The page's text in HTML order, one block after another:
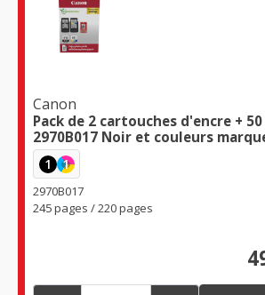
Canon
Pack de 2 cartouches d'encre + 50 Papier photo
2970B017 Noir et couleurs
1 1
2970B017
245 pages / 220 pages